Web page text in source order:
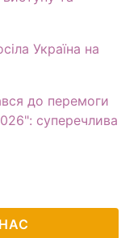
Україна на
до перемоги
суперечлива